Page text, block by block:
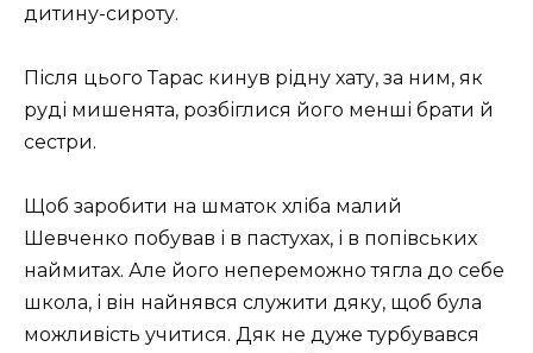
дитину-сироту.
Після цього Тарас кинув рідну хату, за ним, як
руді мишенята, розбіглися його менші брати й
сестри.
Щоб заробити на шматок хліба малий
Шевченко побував і в пастухах, і в попівських
наймитах. Але його непереможно тягла до себе
школа, і він найнявся служити дяку, щоб була
можливість учитися. Дяк не дуже турбувався